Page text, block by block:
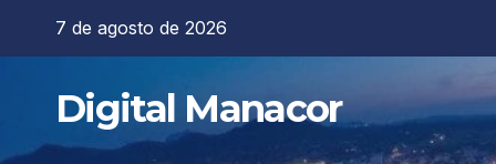
7 de agosto de 2026
Digital Manacor